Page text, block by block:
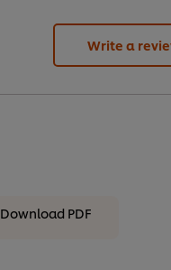
Write a
Download PDF